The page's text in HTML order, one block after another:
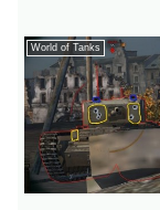
World of Tanks